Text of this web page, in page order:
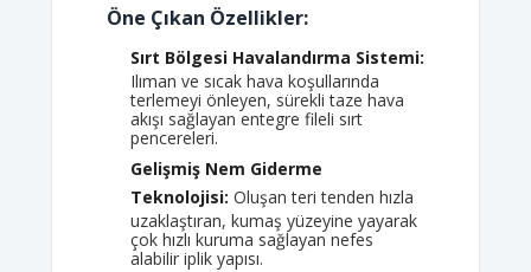
Öne Çıkan Özellikler:
Sırt Bölgesi Havalandırma Sistemi:
Ilıman ve sıcak hava koşullarında
terlemeyi önleyen, sürekli taze hava
akışı sağlayan entegre fileli sırt
pencereleri.
Gelişmiş Nem Giderme
Teknolojisi: Oluşan teri tenden hızla
uzaklaştıran, kumaş yüzeyine yayarak
çok hızlı kuruma sağlayan nefes
alabilir iplik yapısı.